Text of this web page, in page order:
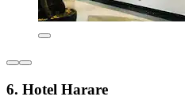
6. Hotel Harare